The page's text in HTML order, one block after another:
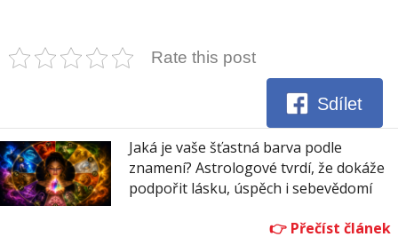
Rate this post
Sdílet
Jaká je vaše šťastná barva podle
znamení? Astrologové tvrdí, že dokáže
podpořit lásku, úspěch i sebevědomí